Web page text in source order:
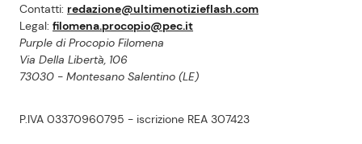
Contatti: redazione@ultimenotizieflash.com
Legal: filomena.procopio@pec.it
Purple di Procopio Filomena
Via Della Libertà, 106
73030 - Montesano Salentino (LE)
P.IVA 03370960795 - iscrizione REA 307423